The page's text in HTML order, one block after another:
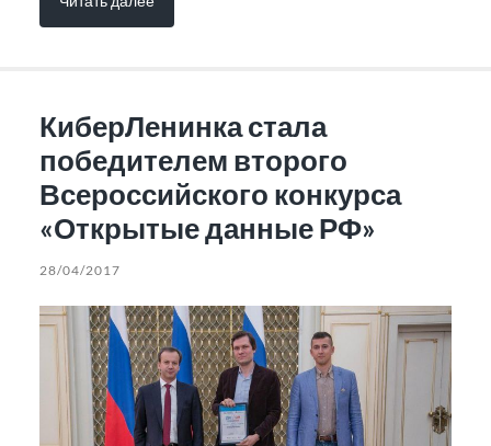
КиберЛенинка стала
победителем второго
Всероссийского конкурса
«Открытые данные РФ»
28/04/2017